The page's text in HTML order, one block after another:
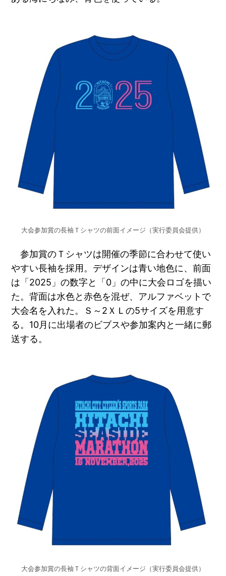
大会参加賞の長袖Ｔシャツの前面イメージ（実行委員会提供）
参加賞のＴシャツは開催の季節に合わせて使い
やすい長袖を採用。デザインは青い地色に、前面
は「2025」の数字と「0」の中に大会ロゴを描い
た。背面は水色と赤色を混ぜ、アルファベットで
大会名を入れた。Ｓ～2ＸＬの5サイズを用意す
る。10月に出場者のビブスや参加案内と一緒に郵
送する。
大会参加賞の長袖Ｔシャツの背面イメージ（実行委員会提供）